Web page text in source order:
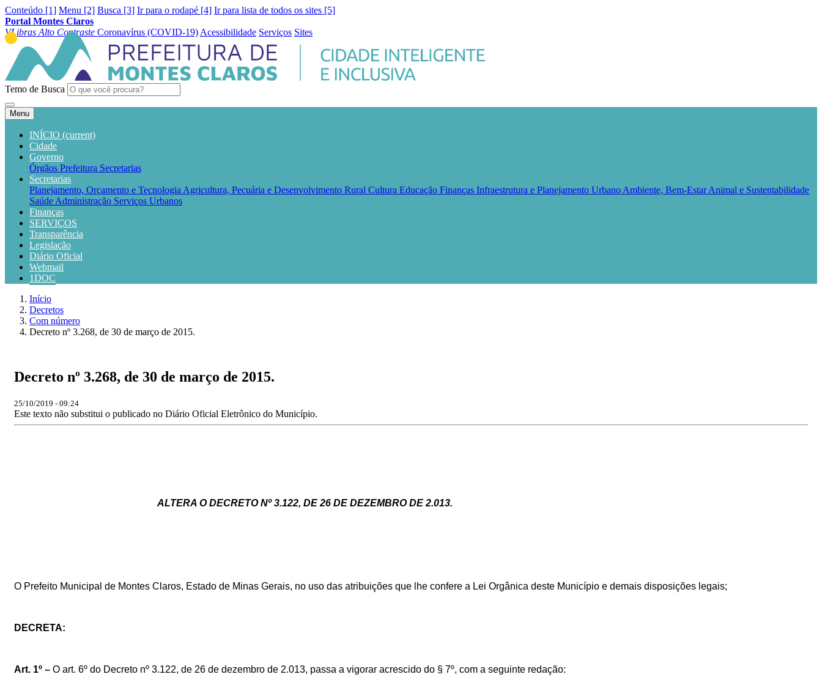
Conteúdo [1] Menu [2] Busca [3] Ir para o rodapé [4] Ir para lista de todos os sites [5]
Portal Montes Claros
VLibras Alto Contraste Coronavírus (COVID-19) Acessibilidade Serviços Sites
Temo de Busca
Menu
INÍCIO (current)
Cidade
Governo
Órgãos Prefeitura Secretarias
Secretarias
Planejamento, Orçamento e Tecnologia Agricultura, Pecuária e Desenvolvimento Rural Cultura Educação Finanças Infraestrutura e Planejamento Urbano Ambiente, Bem-Estar Animal e Sustentabilidade
Saúde Administração Serviços Urbanos
Finanças
SERVIÇOS
Transparência
Legislação
Diário Oficial
Webmail
1DOC
Início
Decretos
Com número
Decreto nº 3.268, de 30 de março de 2015.
Decreto nº 3.268, de 30 de março de 2015.
25/10/2019 - 09:24
Este texto não substitui o publicado no Diário Oficial Eletrônico do Município.
ALTERA O DECRETO Nº 3.122, DE 26DE DEZEMBRODE 2.013.
O Prefeito Municipal de Montes Claros, Estado de Minas Gerais, no uso das atribuições que lhe confere a Lei Orgânica deste Município e demais disposições legais;
DECRETA:
Art. 1º – O art. 6º do Decreto nº 3.122, de 26 de dezembro de 2.013, passa a vigorar acrescido do § 7º, com a seguinte redação: